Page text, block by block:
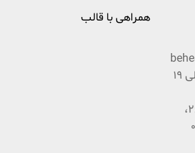
ساعات کاری : شنبه تا چهارشنبه 9 الی 19
آدرس : قم - خیابان صفائیه، کوچه 28،
همراهی با قالب